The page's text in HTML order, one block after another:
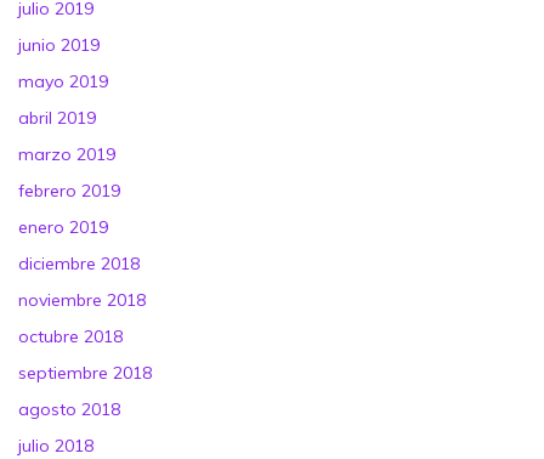
julio 2019
junio 2019
mayo 2019
abril 2019
marzo 2019
febrero 2019
enero 2019
diciembre 2018
noviembre 2018
octubre 2018
septiembre 2018
agosto 2018
julio 2018